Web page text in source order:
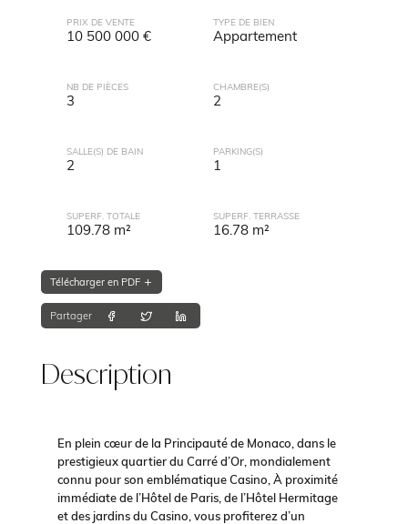
PRIX DE VENTE
10 500 000 €
TYPE DE BIEN
Appartement
NB DE PIÈCES
3
CHAMBRE(S)
2
SALLE(S) DE BAIN
2
PARKING(S)
1
SUPERF. TOTALE
109.78 m²
SUPERF. TERRASSE
16.78 m²
Télécharger en PDF
Partager
Description
En plein cœur de la Principauté de Monaco, dans le
prestigieux quartier du Carré d’Or, mondialement
connu pour son emblématique Casino, À proximité
immédiate de l’Hôtel de Paris, de l’Hôtel Hermitage
et des jardins du Casino, vous profiterez d’un